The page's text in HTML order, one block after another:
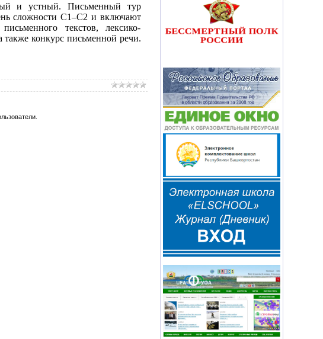
и устный. Письменный тур
сложности С1–С2 и включают
текстов, лексико-
также конкурс письменной речи.